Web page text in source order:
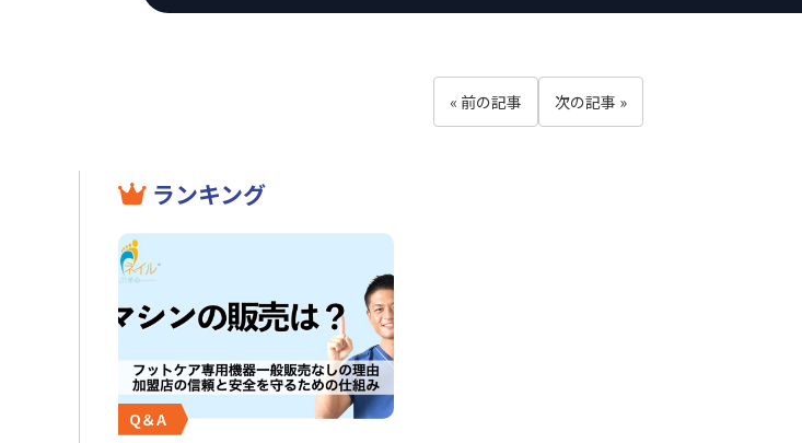
« 前の記事 次の記事 »
ランキング
Q＆A